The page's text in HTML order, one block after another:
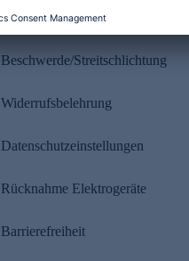
Rechtliches
Beschwerde/Streitschlichtung
Widerrufsbelehrung
Datenschutzeinstellungen
Rücknahme Elektrogeräte
Barrierefreiheit